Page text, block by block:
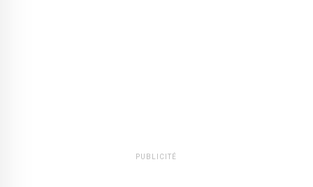
PUBLICITÉ